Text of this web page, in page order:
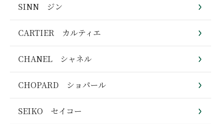
SINN ジン
CARTIER カルティエ
CHANEL シャネル
CHOPARD ショパール
SEIKO セイコー